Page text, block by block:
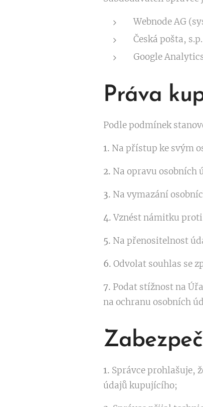
Webnode AG
Česká pošta,
Google
Práva
Podle podmínek
1. Na přístup ke svým
2. Na opravu osobních
3. Na vymazání
4.Vznést námitku
5. Na přenositelnost
6. Odvolat souhlas se
7. Podat stížnost na
na ochranu osobních
1. Správce prohlašuje,
údajů kupujícího;